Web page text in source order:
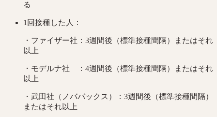
る
1回接種した人：
・ファイザー社：3週間後（標準接種間隔）またはそれ
以上
・モデルナ社 ：4週間後（標準接種間隔）またはそれ
以上
・武田社（ノババックス）：3週間後（標準接種間隔）
またはそれ以上